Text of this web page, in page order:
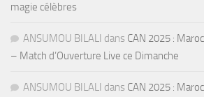
magie célèbres
ANSUMOU BILALI dans CAN 2025 :
– Match d’Ouverture Live ce Dimanche
ANSUMOU BILALI dans CAN 2025 :